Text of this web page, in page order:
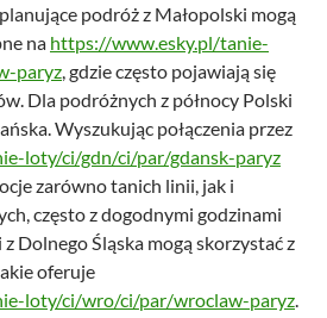
podróż z Małopolski mogą
na https://www.esky.pl/tanie-
paryz , gdzie często pojawiają się
Dla podróżnych z północy Polski
Wyszukując połączenia przez
loty/ci/gdn/ci/par/gdansk-paryz
zarówno tanich linii, jak i
często z dogodnymi godzinami
Dolnego Śląska mogą skorzystać z
oferuje
loty/ci/wro/ci/par/wroclaw-paryz